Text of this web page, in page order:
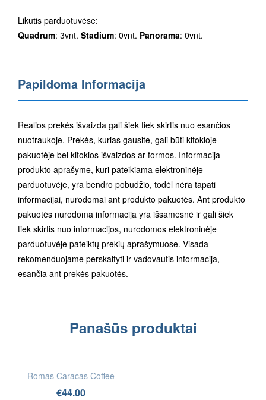
Likutis parduotuvėse:
Quadrum: 3vnt. Stadium: 0vnt. Panorama: 0vnt.
Papildoma Informacija
Realios prekės išvaizda gali šiek tiek skirtis nuo esančios
nuotraukoje. Prekės, kurias gausite, gali būti kitokioje
pakuotėje bei kitokios išvaizdos ar formos. Informacija
produkto aprašyme, kuri pateikiama elektroninėje
parduotuvėje, yra bendro pobūdžio, todėl nėra tapati
informacijai, nurodomai ant produkto pakuotės. Ant produkto
pakuotės nurodoma informacija yra išsamesnė ir gali šiek
tiek skirtis nuo informacijos, nurodomos elektroninėje
parduotuvėje pateiktų prekių aprašymuose. Visada
rekomenduojame perskaityti ir vadovautis informacija,
esančia ant prekės pakuotės.
Panašūs produktai
FIZINĖSE
PARDUOTUVĖSE
Romas Caracas Coffee
€44.00